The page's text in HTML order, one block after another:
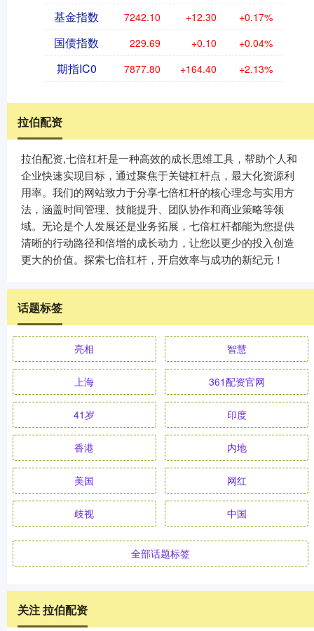
基金指数 7242.10 +12.30 +0.17%
国债指数 229.69 +0.10 +0.04%
期指IC0 7877.80 +164.40 +2.13%
拉伯配资
拉伯配资,七倍杠杆是一种高效的成长思维工具，帮助个人和
企业快速实现目标，通过聚焦于关键杠杆点，最大化资源利
用率。我们的网站致力于分享七倍杠杆的核心理念与实用方
法，涵盖时间管理、技能提升、团队协作和商业策略等领
域。无论是个人发展还是业务拓展，七倍杠杆都能为您提供
清晰的行动路径和倍增的成长动力，让您以更少的投入创造
更大的价值。探索七倍杠杆，开启效率与成功的新纪元！
话题标签
亮相 智慧
上海 361配资官网
41岁 印度
香港 内地
美国 网红
歧视 中国
全部话题标签
关注 拉伯配资